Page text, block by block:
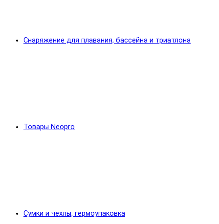
Снаряжение для плавания, бассейна и триатлона
Товары Neopro
Сумки и чехлы, гермоупаковка